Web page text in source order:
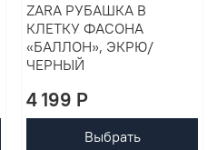
ZARA РУБАШКА В
КЛЕТКУ ФАСОНА
«БАЛЛОН», ЭКРЮ/
ЧЕРНЫЙ
4 199 P
Выбрать